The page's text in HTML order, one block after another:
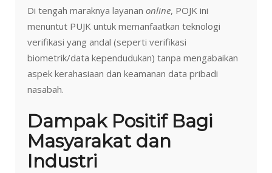
Di tengah maraknya layanan online, POJK ini
menuntut PUJK untuk memanfaatkan teknologi
verifikasi yang andal (seperti verifikasi
biometrik/data kependudukan) tanpa mengabaikan
aspek kerahasiaan dan keamanan data pribadi
nasabah.
Dampak Positif Bagi
Masyarakat dan
Industri